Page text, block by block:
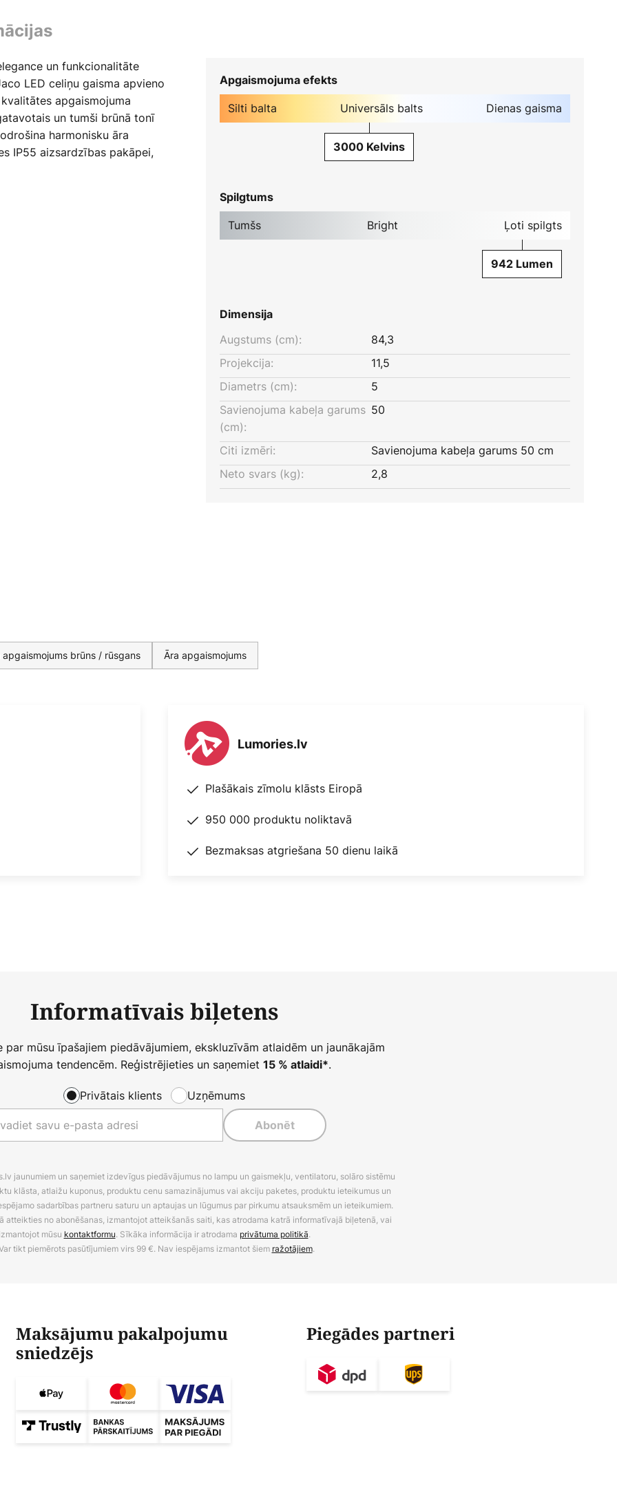
un funkcionalitāte
LED celiņu gaisma apvieno
apgaismojuma
un tumši brūnā tonī
harmonisku āra
IP55 aizsardzības pakāpei,
un ūdens strūklu, padarot
izmaksas, bet arī apkopes
Jaco ir sinonīms
atspoguļojas katrā detaļā.
nodrošina āra teritoriju
Apgaismojuma efekts
Silti balta Universāls balts Dienas gaisma
3000 Kelvins
Spilgtums
Tumšs Bright Ļoti spilgts
942 Lumen
Dimensija
Augstums (cm):
84,3
Projekcija:
11,5
Diametrs (cm):
5
Savienojuma kabeļa garums
(cm):
50
Citi izmēri:
Savienojuma kabeļa garums 50 cm
Neto svars (kg):
2,8
apgaismojums brūns / rūsgans Āra apgaismojums
Lumories.lv
Plašākais zīmolu klāsts Eiropā
950 000 produktu noliktavā
Bezmaksas atgriešana 50 dienu laikā
Informatīvais biļetens
par mūsu īpašajiem piedāvājumiem, ekskluzīvām atlaidēm un jaunākajām
tendencēm. Reģistrējieties un saņemiet 15 % atlaidi*.
Privātais klients Uzņēmums
Abonēt
jaunumiem un saņemiet izdevīgus piedāvājumus no lampu un gaismekļu, ventilatoru, solāro sistēmu
klāsta, atlaižu kuponus, produktu cenu samazinājumus vai akciju paketes, produktu ieteikumus un
sadarbības partneru saturu un aptaujas un lūgumus par pirkumu atsauksmēm un ieteikumiem.
atteikties no abonēšanas, izmantojot atteikšanās saiti, kas atrodama katrā informatīvajā biļetenā, vai
izmantojot mūsu kontaktformu. Sīkāka informācija ir atrodama privātuma politikā.
tikt piemērots pasūtījumiem virs 99 €. Nav iespējams izmantot šiem ražotājiem.
Maksājumu pakalpojumu
sniedzējs
Piegādes partneri